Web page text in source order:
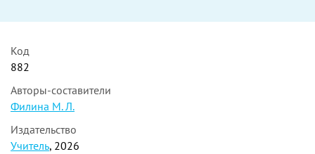
Код
882
Авторы-составители
Филина М. Л.
Издательство
Учитель, 2026